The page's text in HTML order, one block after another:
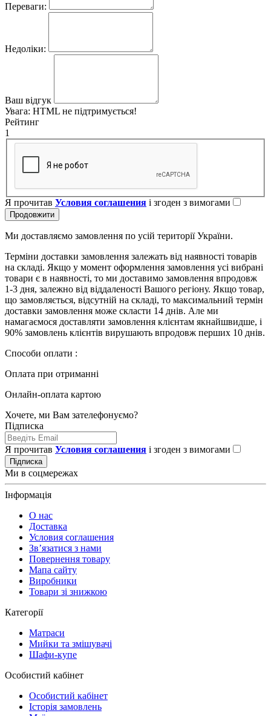
Переваги:
Недоліки:
Ваш відгук
Увага: HTML не підтримується!
Рейтинг
1
Я прочитав Условия соглашения і згоден з вимогами
Продовжити
Ми доставляємо замовлення по усій території України.
Терміни доставки замовлення залежать від наявності товарів
на складі. Якщо у момент оформлення замовлення усі вибрані
товари є в наявності, то ми доставимо замовлення впродовж
1-3 дня, залежно від віддаленості Вашого регіону. Якщо товар,
що замовляється, відсутній на складі, то максимальний термін
доставки замовлення може скласти 14 днів. Але ми
намагаємося доставляти замовлення клієнтам якнайшвидше, і
90% замовлень клієнтів вирушають впродовж перших 10 днів.
Способи оплати :
Оплата при отриманні
Онлайн-оплата картою
Хочете, ми Вам зателефонуємо?
Підписка
Я прочитав Условия соглашения і згоден з вимогами
Підписка
Ми в соцмережах
Інформація
О нас
Доставка
Условия соглашения
Зв’язатися з нами
Повернення товару
Мапа сайту
Виробники
Товари зі знижкою
Категорії
Матраси
Мийки та змішувачі
Шафи-купе
Особистий кабінет
Особистий кабінет
Історія замовлень